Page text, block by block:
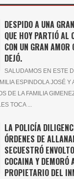
DESPIDO A UNA
QUE HOY PARTIÓ AL
CON UN GRAN AMOR
DEJÓ.
SALUDAMOS EN ESTE
ESPINDOLA JOSÉ Y
DE LA FAMILIA
TOCA ...
LA POLICÍA
ÓRDENES DE
SECUESTRÓ
COCAINA Y DEMORÓ
PROPIETARIO DEL